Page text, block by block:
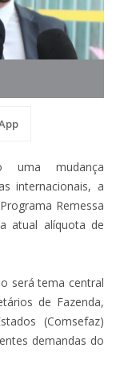
uma mudança
internacionais, a
Remessa
atual alíquota de
será tema central
de Fazenda,
(Comsefaz)
demandas do